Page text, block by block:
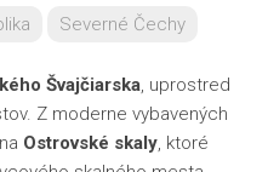
Severné Čechy
Švajčiarska, uprostred
Z moderne vybavených
Ostrovské skaly, ktoré